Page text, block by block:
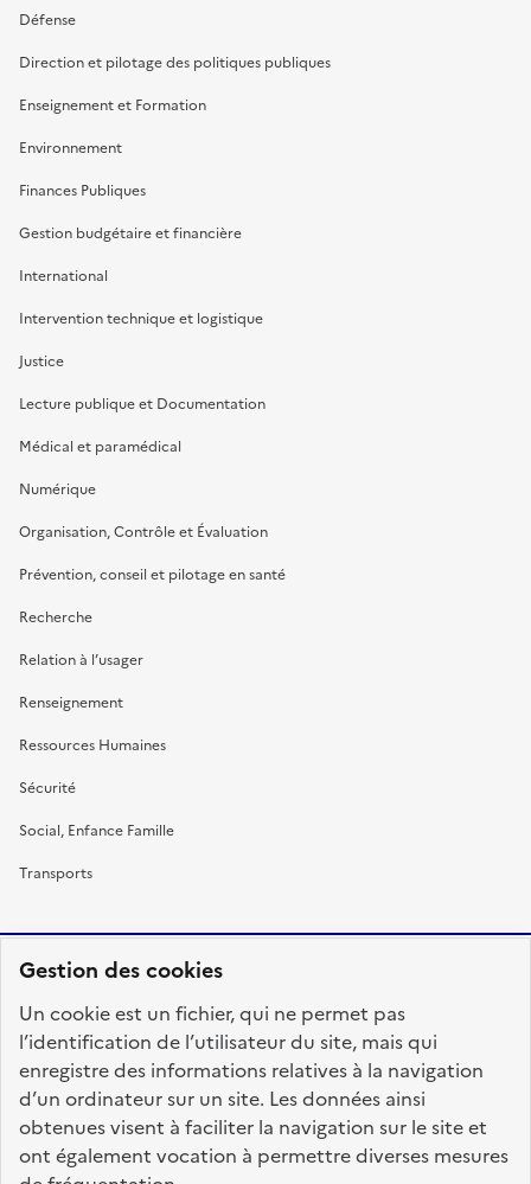
Gestion des cookies
Un cookie est un fichier, qui ne permet pas
l’identification de l’utilisateur du site, mais qui
enregistre des informations relatives à la navigation
d’un ordinateur sur un site. Les données ainsi
obtenues visent à faciliter la navigation sur le site et
ont également vocation à permettre diverses mesures
Défense
Direction et pilotage des politiques publiques
Enseignement et Formation
Environnement
Finances Publiques
Gestion budgétaire et financière
International
Intervention technique et logistique
Justice
Lecture publique et Documentation
Médical et paramédical
Numérique
Organisation, Contrôle et Évaluation
Prévention, conseil et pilotage en santé
Recherche
Relation à l’usager
Renseignement
Ressources Humaines
Sécurité
Social, Enfance Famille
Transports
FRANÇAISE
fonction-publique.gouv.fr
legifrance.gouv.fr